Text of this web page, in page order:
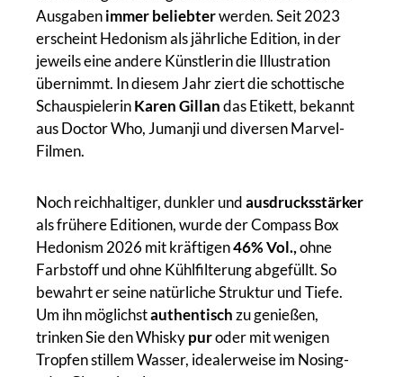
Ausgabenimmer beliebterwerden. Seit 2023
erscheint Hedonism als jährliche Edition, in der
jeweils eine andere Künstlerin die Illustration
übernimmt. In diesem Jahr ziert die schottische
SchauspielerinKaren Gillandas Etikett, bekannt
aus Doctor Who, Jumanji und diversen Marvel-
Filmen.
Noch reichhaltiger, dunkler undausdrucksstärker
als frühere Editionen, wurde der Compass Box
Hedonism 2026 mit kräftigen46% Vol.,ohne
Farbstoff und ohne Kühlfilterung abgefüllt. So
bewahrt er seine natürliche Struktur und Tiefe.
Um ihn möglichstauthentischzu genießen,
trinken Sie den Whiskypuroder mit wenigen
Tropfen stillem Wasser, idealerweise im Nosing-